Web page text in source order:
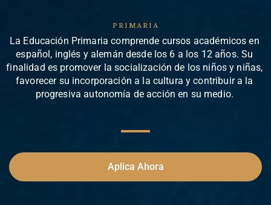
PRIMARIA
La Educación Primaria comprende cursos académicos en
español, inglés y alemán desde los 6 a los 12 años. Su
finalidad es promover la socialización de los niños y niñas,
favorecer su incorporación a la cultura y contribuir a la
progresiva autonomía de acción en su medio.
Aplica Ahora